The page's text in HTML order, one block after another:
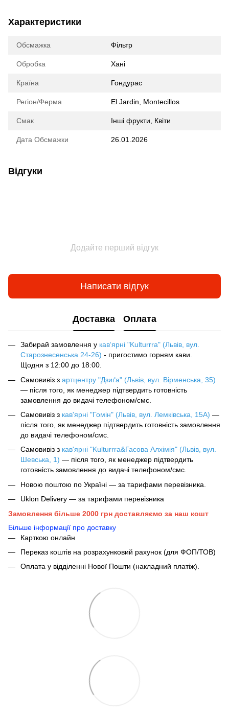
Характеристики
Обсмажка Фільтр
Обробка Хані
Країна Гондурас
Регіон/Ферма El Jardin, Montecillos
Смак Інші фрукти, Квіти
Дата Обсмажки 26.01.2026
Відгуки
Додайте перший відгук
Написати відгук
Доставка Оплата
Забирай замовлення у кав‘ярні "Kulturrra" (Львів, вул.
Старознесенська 24-26) - пригостимо горням кави.
Щодня з 12:00 до 18:00.
Самовивіз з артцентру "Дзиґа" (Львів, вул. Вірменська, 35)
— після того, як менеджер підтвердить готовність
замовлення до видачі телефоном/смс.
Самовивіз з кав'ярні "Гомін" (Львів, вул. Лемківська, 15А) —
після того, як менеджер підтвердить готовність замовлення
до видачі телефоном/смс.
Самовивіз з кав'ярні "Kulturrra&Гасова Алхімія" (Львів, вул.
Шевська, 1) — після того, як менеджер підтвердить
готовність замовлення до видачі телефоном/смс.
Новою поштою по Україні — за тарифами перевізника.
Uklon Delivery — за тарифами перевізника
Замовлення більше 2000 грн доставляємо за наш кошт
Більше інформації про доставку
Карткою онлайн
Переказ коштів на розрахунковий рахунок (для ФОП/ТОВ)
Оплата у відділенні Нової Пошти (накладний платіж).